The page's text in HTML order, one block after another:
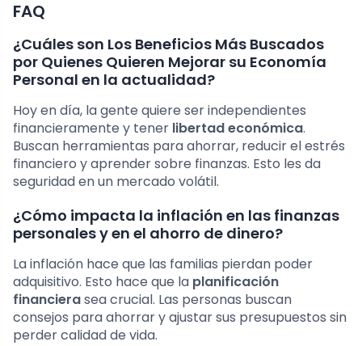
FAQ
¿Cuáles son Los Beneficios Más Buscados
por Quienes Quieren Mejorar su Economía
Personal en la actualidad?
Hoy en día, la gente quiere ser independientes
financieramente y tener libertad económica.
Buscan herramientas para ahorrar, reducir el estrés
financiero y aprender sobre finanzas. Esto les da
seguridad en un mercado volátil.
¿Cómo impacta la inflación en las finanzas
personales y en el ahorro de dinero?
La inflación hace que las familias pierdan poder
adquisitivo. Esto hace que la planificación
financierasea crucial. Las personas buscan
consejos para ahorrar y ajustar sus presupuestos sin
perder calidad de vida.